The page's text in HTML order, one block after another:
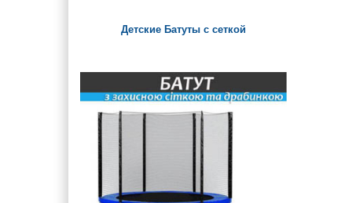
Детские Батуты с сеткой